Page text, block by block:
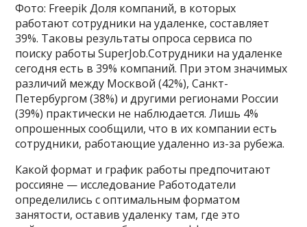
Фото: Freepik Доля компаний, в которых
работают сотрудники на удаленке, составляет
39%. Таковы результаты опроса сервиса по
поиску работы SuperJob.Сотрудники на удаленке
сегодня есть в 39% компаний. При этом значимых
различий между Москвой (42%), Санкт-
Петербургом (38%) и другими регионами России
(39%) практически не наблюдается. Лишь 4%
опрошенных сообщили, что в их компании есть
сотрудники, работающие удаленно из-за рубежа.
Какой формат и график работы предпочитают
россияне — исследование Работодатели
определились с оптимальным форматом
занятости, оставив удаленку там, где это